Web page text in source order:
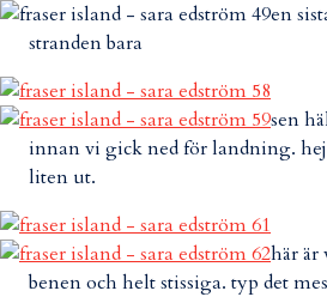
en
stranden bara
sen
innan vi gick ned för landning.
liten ut.
här är
benen och helt stissiga. typ det